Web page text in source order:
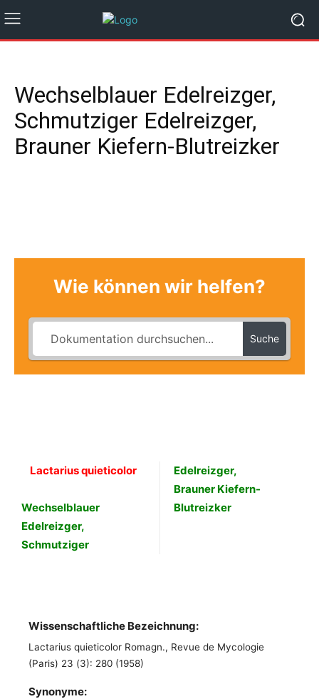
Wechselblauer Edelreizger,
Schmutziger Edelreizger,
Brauner Kiefern-Blutreizker
Wie können wir helfen?
Suche
Lactarius quieticolor
Wechselblauer
Edelreizger,
Schmutziger
Edelreizger,
Brauner Kiefern-
Blutreizker
Wissenschaftliche Bezeichnung:
Lactarius quieticolor Romagn., Revue de Mycologie
(Paris) 23 (3): 280 (1958)
Synonyme: